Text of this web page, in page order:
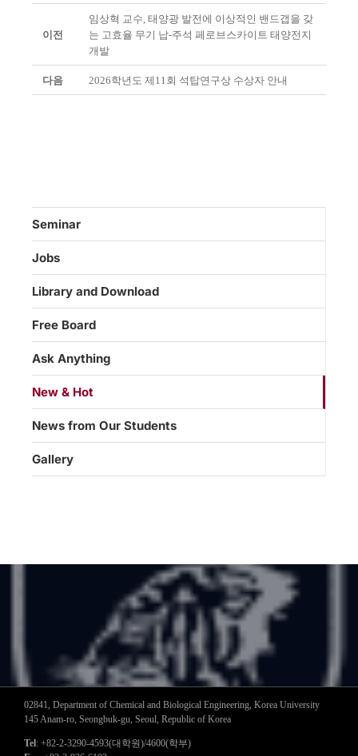
이전
임상혁 교수, 태양광 발전에 이상적인 밴드갭을 갖
는 고효율 무기 납-주석 페로브스카이트 태양전지
개발
다음 2026학년도 제11회 석탑연구상 수상자 안내
Seminar
Jobs
Library and Download
Free Board
Ask Anything
New & Hot
News from Our Students
Gallery
02841, Department of Chemical and Biological Engineering, Korea University
145 Anam-ro, Seongbuk-gu, Seoul, Republic of Korea
Tel: +82-2-3290-4593(대학원)/4600(학부)